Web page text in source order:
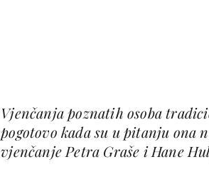
Vjenčanja poznatih osoba
pogotovo kada su u pitanju ona
vjenčanje Petra Graše i Hane